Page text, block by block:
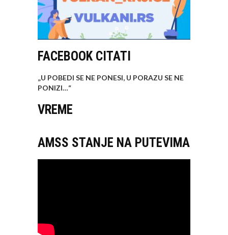
FACEBOOK CITATI
„U POBEDI SE NE PONESI, U PORAZU SE NE
PONIZI…“
VREME
AMSS STANJE NA PUTEVIMA